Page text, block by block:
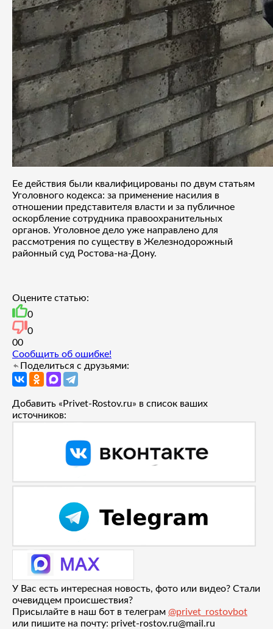
Ее действия были квалифицированы по двум статьям
Уголовного кодекса: за применение насилия в
отношении представителя власти и за публичное
оскорбление сотрудника правоохранительных
органов. Уголовное дело уже направлено для
рассмотрения по существу в Железнодорожный
районный суд Ростова-на-Дону.
Оцените статью:
0
0
00
Сообщить об ошибке!
Поделиться с друзьями:
Добавить «Privet-Rostov.ru» в список ваших
источников:
У Вас есть интересная новость, фото или видео? Стали
очевидцем происшествия?
Присылайте в наш бот в телеграм @privet_rostovbot
или пишите на почту: privet-rostov.ru@mail.ru